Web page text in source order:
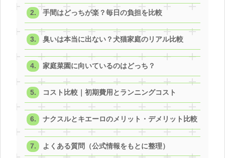
手間はどっちが楽？毎日の負担を比較
臭いは本当に出ない？犬猫家庭のリアル比較
家庭菜園に向いているのはどっち？
コスト比較｜初期費用とランニングコスト
ナクスルとキエーロのメリット・デメリット比較
よくある質問（公式情報をもとに整理）